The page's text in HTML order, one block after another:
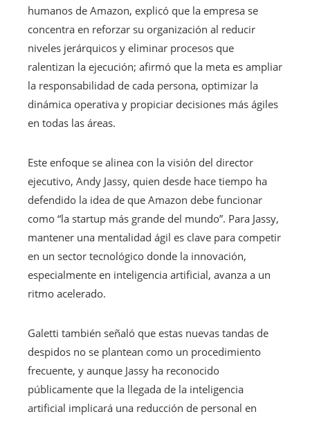
humanos de Amazon, explicó que la empresa se
concentra en reforzar su organización al reducir
niveles jerárquicos y eliminar procesos que
ralentizan la ejecución; afirmó que la meta es ampliar
la responsabilidad de cada persona, optimizar la
dinámica operativa y propiciar decisiones más ágiles
en todas las áreas.
Este enfoque se alinea con la visión del director
ejecutivo, Andy Jassy, quien desde hace tiempo ha
defendido la idea de que Amazon debe funcionar
como “la startup más grande del mundo”. Para Jassy,
mantener una mentalidad ágil es clave para competir
en un sector tecnológico donde la innovación,
especialmente en inteligencia artificial, avanza a un
ritmo acelerado.
Galetti también señaló que estas nuevas tandas de
despidos no se plantean como un procedimiento
frecuente, y aunque Jassy ha reconocido
públicamente que la llegada de la inteligencia
artificial implicará una reducción de personal en